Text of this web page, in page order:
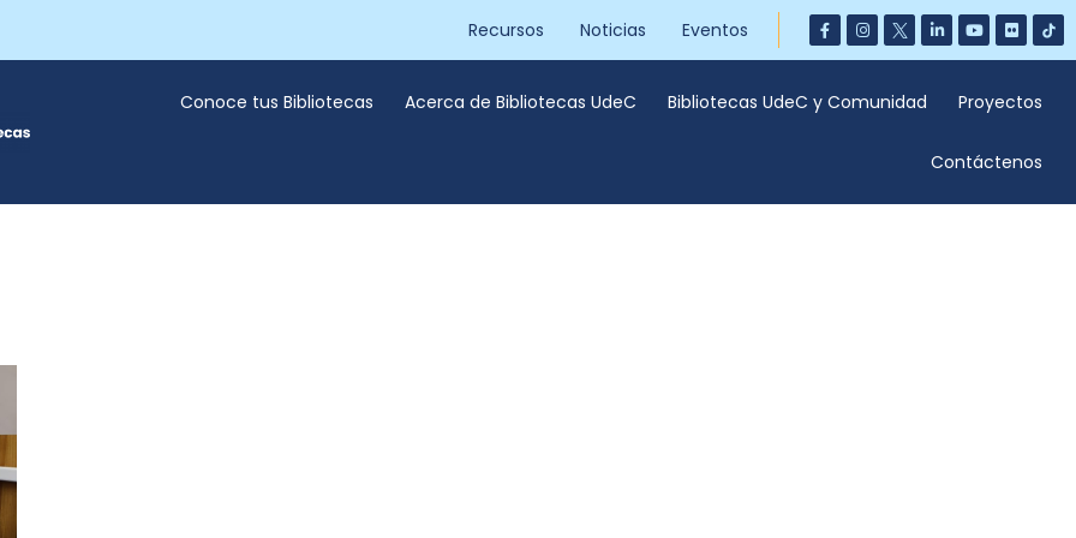
Recursos Noticias Eventos
Conoce tus Bibliotecas Acerca de Bibliotecas UdeC Bibliotecas UdeC y Comunidad Proyectos
Contáctenos